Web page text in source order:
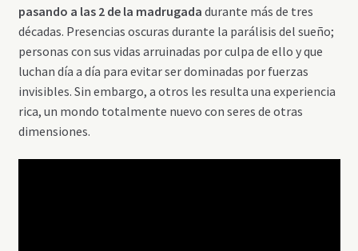
pasando a las 2 de la madrugada durante más de tres
décadas. Presencias oscuras durante la parálisis del sueño;
personas con sus vidas arruinadas por culpa de ello y que
luchan día a día para evitar ser dominadas por fuerzas
invisibles. Sin embargo, a otros les resulta una experiencia
rica, un mondo totalmente nuevo con seres de otras
dimensiones.